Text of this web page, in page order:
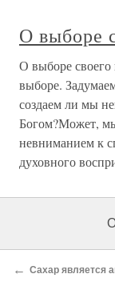
О выборе
О выборе своего
выборе.
создаем ли мы
Богом?Может,
невниманием к
духовного
←